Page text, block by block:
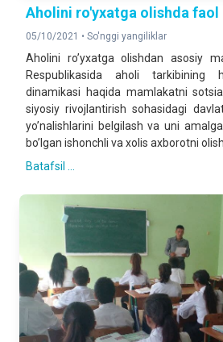
Aholini ro'yxatga olishda
05/10/2021 • So'nggi yangiliklar
Аholini roʼyxatga olishdan asosiy
Respublikasida aholi tarkibining
dinamikasi haqida mamlakatni
siyosiy rivojlantirish sohasidagi
yoʼnalishlarini belgilash va uni
boʼlgan ishonchli va xolis axborotni
Batafsil ...